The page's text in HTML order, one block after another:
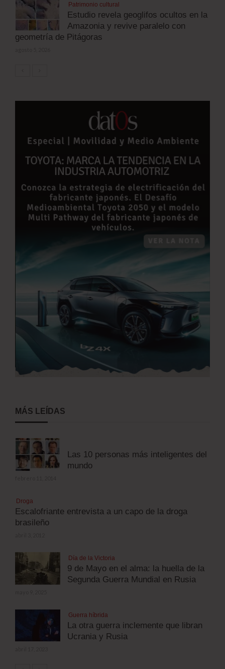
Patrimonio cultural
Estudio revela geoglifos ocultos en la
Amazonia y revive paralelo con
geometría de Pitágoras
MÁS LEÍDAS
Las 10 personas más inteligentes del
mundo
Droga
Escalofriante entrevista a un capo de la droga
brasileño
Día de la Victoria
9 de Mayo en el alma: la huella de la
Segunda Guerra Mundial en Rusia
Guerra híbrida
La otra guerra inclemente que libran
Ucrania y Rusia